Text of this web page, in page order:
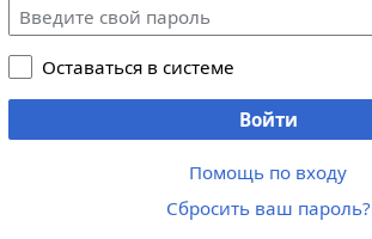
Оставаться в системе
Войти
Помощь по входу
Сбросить ваш пароль?